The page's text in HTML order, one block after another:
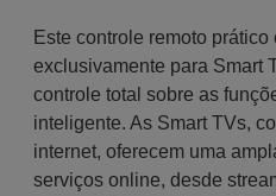
Este controle remoto prático
exclusivamente para Smart
controle total sobre as
inteligente. As Smart TVs,
internet, oferecem uma
serviços online, desde